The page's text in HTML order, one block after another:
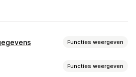
Functies weergeven
Functies weergeven